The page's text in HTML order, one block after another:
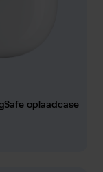
oplaadcase